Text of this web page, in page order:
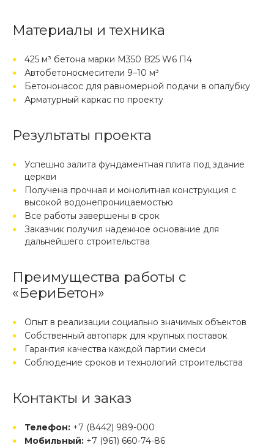
Материалы и техника
425 м³ бетона марки М350 B25 W6 П4
Автобетоносмесители 9–10 м³
Бетононасос для равномерной подачи в опалубку
Арматурный каркас по проекту
Результаты проекта
Успешно залита фундаментная плита под здание
церкви
Получена прочная и монолитная конструкция с
высокой водонепроницаемостью
Все работы завершены в срок
Заказчик получил надежное основание для
дальнейшего строительства
Преимущества работы с
«БериБетон»
Опыт в реализации социально значимых объектов
Собственный автопарк для крупных поставок
Гарантия качества каждой партии смеси
Соблюдение сроков и технологий строительства
Контакты и заказ
Телефон: +7 (8442) 989-000
Мобильный: +7 (961) 660-74-86